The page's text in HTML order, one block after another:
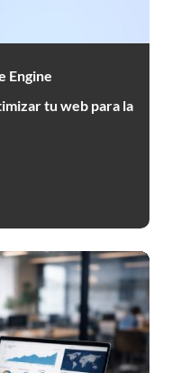
Engine
tu web para la